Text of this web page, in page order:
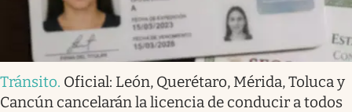
Tránsito. Oficial: León, Querétaro, Mérida, Toluca y
Cancún cancelarán la licencia de conducir a todos